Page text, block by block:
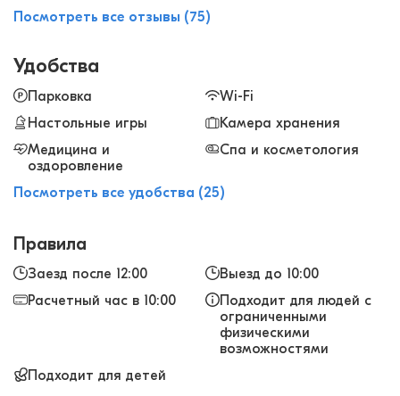
магазины, рестораны, развлечения рядом. Есть
спа-салон с массажем, пробовала один раз,
Посмотреть все отзывы (75)
Удобства
Парковка
Wi-Fi
Настольные игры
Камера хранения
Медицина и
оздоровление
Спа и косметология
Посмотреть все удобства (25)
Правила
Заезд после 12:00
Выезд до 10:00
Расчетный час в 10:00
Подходит для людей с
ограниченными
физическими
возможностями
Подходит для детей